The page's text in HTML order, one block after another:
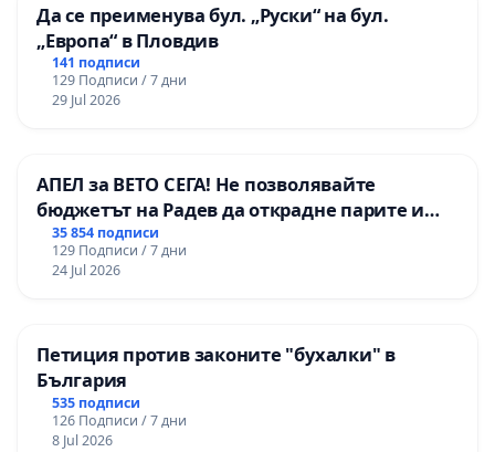
Да се преименува бул. „Руски“ на бул.
„Европа“ в Пловдив
141 подписи
129 Подписи / 7 дни
29 Jul 2026
АПЕЛ за ВЕТО СЕГА! Не позволявайте
бюджетът на Радев да открадне парите и
правата ни в тъмното
35 854 подписи
129 Подписи / 7 дни
24 Jul 2026
Петиция против законите "бухалки" в
България
535 подписи
126 Подписи / 7 дни
8 Jul 2026